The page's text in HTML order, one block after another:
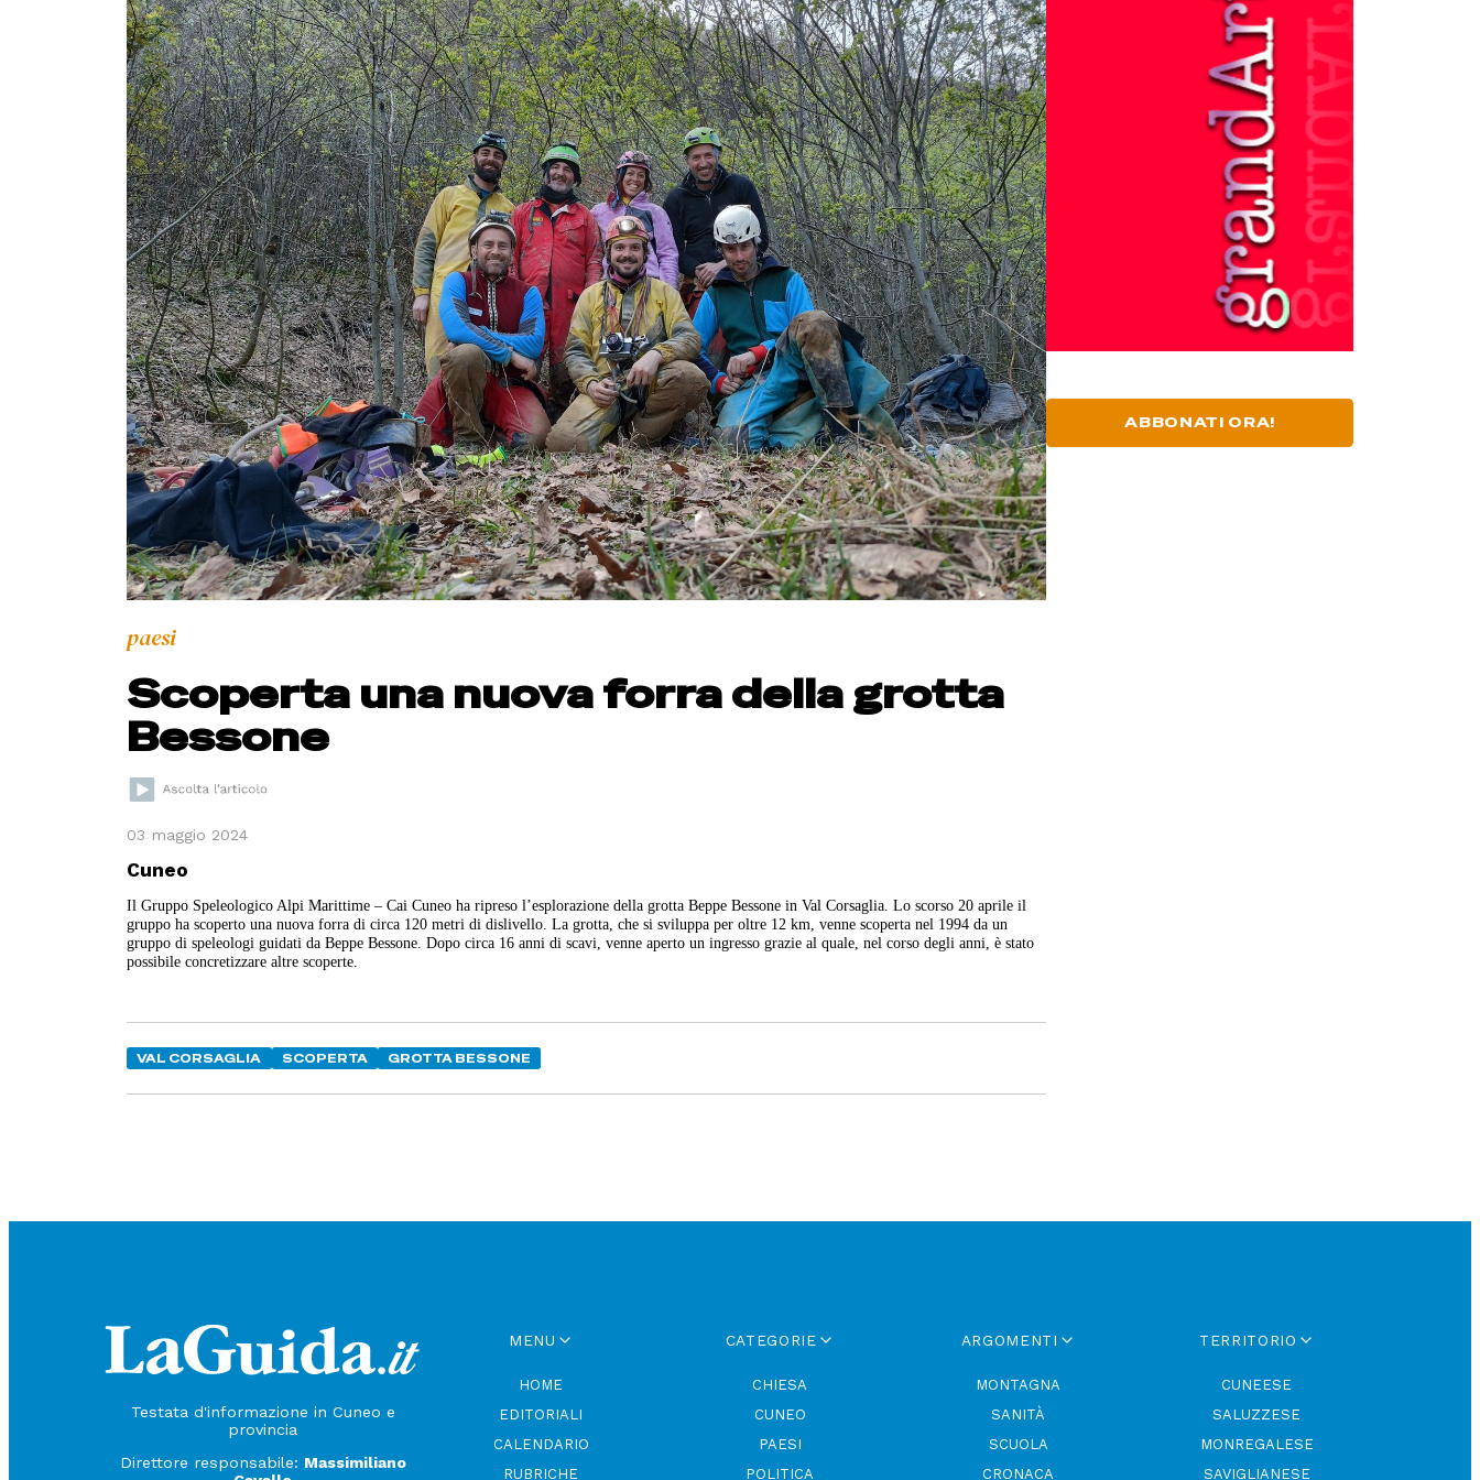
paesi
Scoperta una nuova forra della grotta
Bessone
03 maggio 2024
Cuneo
Il Gruppo Speleologico Alpi Marittime – Cai Cuneo ha ripreso l’esplorazione della grotta Beppe Bessone in Val Corsaglia. Lo scorso 20 aprile il
gruppo ha scoperto una nuova forra di circa 120 metri di dislivello. La grotta, che si sviluppa per oltre 12 km, venne scoperta nel 1994 da un
gruppo di speleologi guidati da Beppe Bessone. Dopo circa 16 anni di scavi, venne aperto un ingresso grazie al quale, nel corso degli anni, è stato
possibile concretizzare altre scoperte.
VAL CORSAGLIA SCOPERTA GROTTA BESSONE
ABBONATI ORA!
Testata d'informazione in Cuneo e
provincia
Direttore responsabile: Massimiliano
MENU
HOME
EDITORIALI
CALENDARIO
RUBRICHE
CATEGORIE
CHIESA
CUNEO
PAESI
POLITICA
ARGOMENTI
MONTAGNA
SANITÀ
SCUOLA
CRONACA
TERRITORIO
CUNEESE
SALUZZESE
MONREGALESE
SAVIGLIANESE